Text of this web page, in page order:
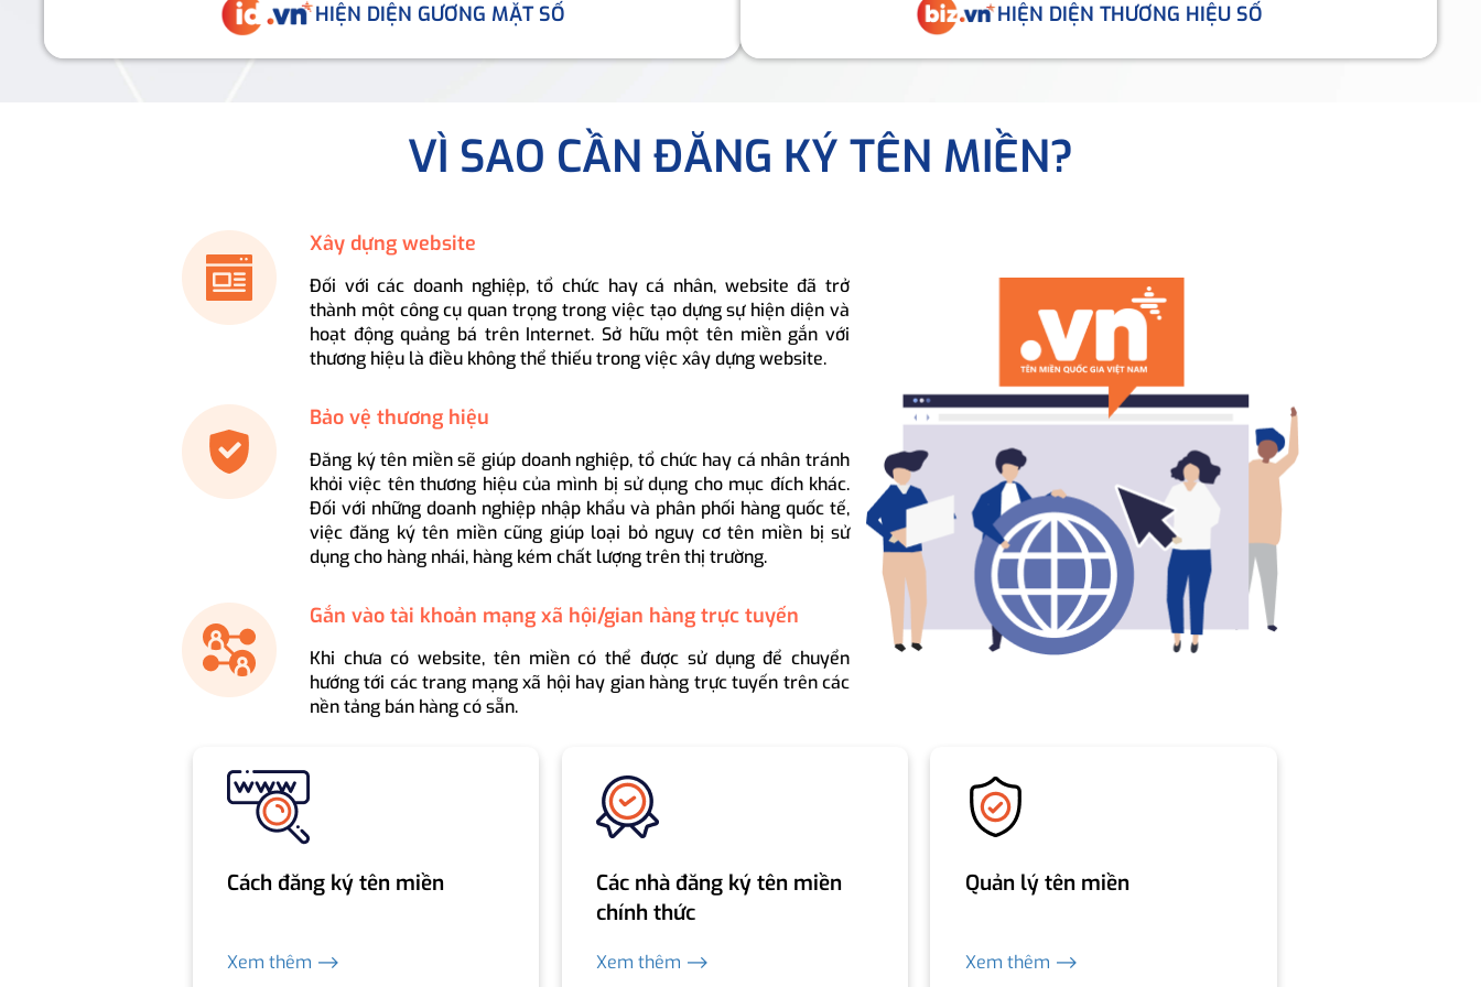
HIỆN DIỆN GƯƠNG MẶT SỐ HIỆN DIỆN THƯƠNG HIỆU SỐ
VÌ SAO CẦN ĐĂNG KÝ TÊN MIỀN?
Xây dựng website
Đối với các doanh nghiệp, tổ chức hay cá nhân, website đã trở
thành một công cụ quan trọng trong việc tạo dựng sự hiện diện và
hoạt động quảng bá trên Internet. Sở hữu một tên miền gắn với
thương hiệu là điều không thể thiếu trong việc xây dựng website.
Bảo vệ thương hiệu
Đăng ký tên miền sẽ giúp doanh nghiệp, tổ chức hay cá nhân tránh
khỏi việc tên thương hiệu của mình bị sử dụng cho mục đích khác.
Đối với những doanh nghiệp nhập khẩu và phân phối hàng quốc tế,
việc đăng ký tên miền cũng giúp loại bỏ nguy cơ tên miền bị sử
dụng cho hàng nhái, hàng kém chất lượng trên thị trường.
Gắn vào tài khoản mạng xã hội/gian hàng trực tuyến
Khi chưa có website, tên miền có thể được sử dụng để chuyển
hướng tới các trang mạng xã hội hay gian hàng trực tuyến trên các
nền tảng bán hàng có sẵn.
Cách đăng ký tên miền
Xem thêm ⟶
Các nhà đăng ký tên miền
chính thức
Xem thêm ⟶
Quản lý tên miền
Xem thêm ⟶